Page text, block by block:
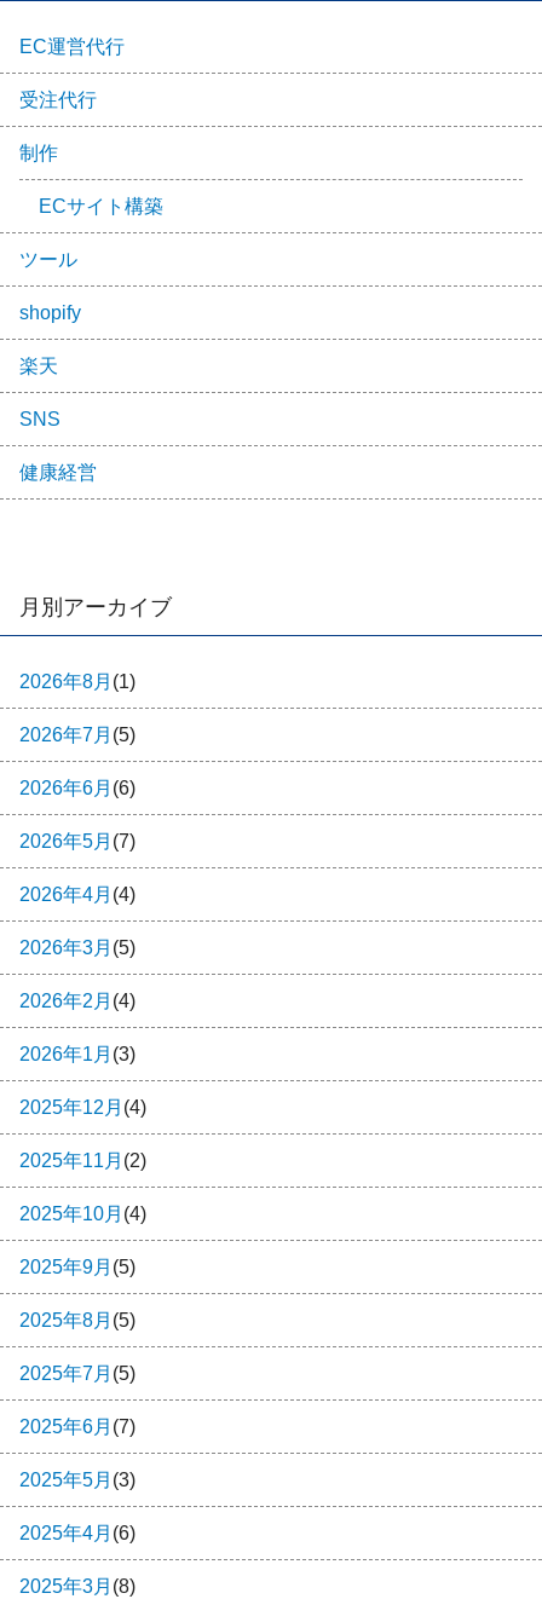
EC運営代行
受注代行
制作
ECサイト構築
ツール
shopify
楽天
SNS
健康経営
月別アーカイブ
2026年8月 (1)
2026年7月 (5)
2026年6月 (6)
2026年5月 (7)
2026年4月 (4)
2026年3月 (5)
2026年2月 (4)
2026年1月 (3)
2025年12月 (4)
2025年11月 (2)
2025年10月 (4)
2025年9月 (5)
2025年8月 (5)
2025年7月 (5)
2025年6月 (7)
2025年5月 (3)
2025年4月 (6)
2025年3月 (8)